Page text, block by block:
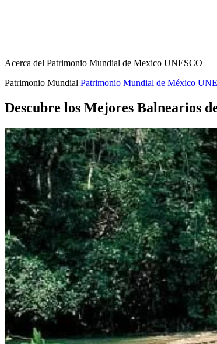
Acerca del Patrimonio Mundial de Mexico UNESCO
Patrimonio Mundial Patrimonio Mundial de México
Descubre los Mejores Balnearios